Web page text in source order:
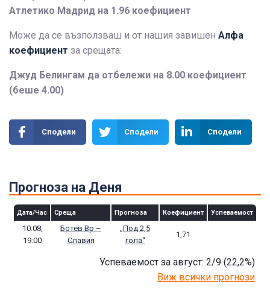
Атлетико Мадрид на 1.96 коефициент
Може да се възползваш и от нашия завишен Алфа
коефициент за срещата:
Джуд Белингам да отбележи на 8.00 коефициент
(беше 4.00)
Сподели Сподели Сподели
Прогноза на Деня
Дата/Час Среща Прогноза Коефициент Успеваемост
10.08,
19:00
Ботев Вр –
Славия
„Под 2,5
гола“
1,71
Успеваемост за август: 2/9 (22,2%)
Виж всички прогнози